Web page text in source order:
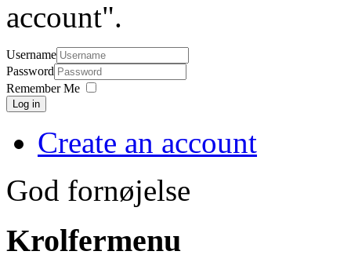
account".
Username
Password
Remember Me
Log in
Create an account
God fornøjelse
Krolfermenu